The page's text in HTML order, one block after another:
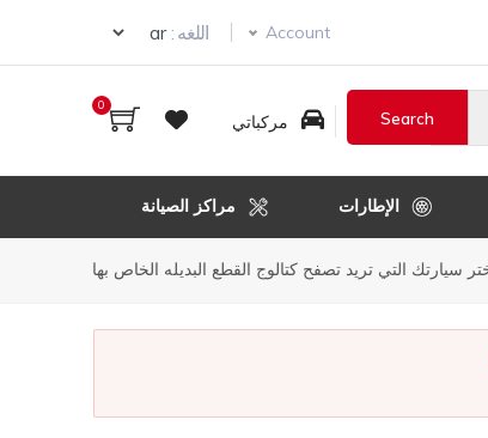
Account اللغه :
مركباتي
0
الإطارات مراكز الصيانة
سيارتك التي تريد تصفح كتالوج القطع البديله الخاص بها